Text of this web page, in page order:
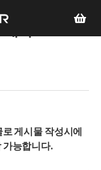
게시물 작성시에
가능합니다.